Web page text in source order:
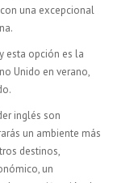
una excepcional
y esta opción es la
Unido en verano,
inglés son
un ambiente más
destinos,
un